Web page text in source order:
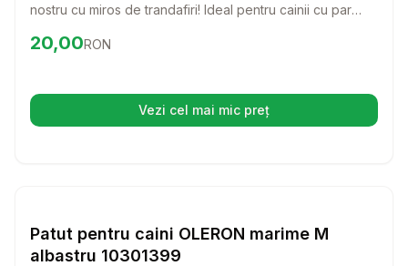
nostru cu miros de trandafiri! Ideal pentru cainii cu par
moale si catifelata.
Preț:20.00
20,00RON
Vezi cel mai mic preț(se deschide într-o filă nouă)
Diverse Igiena Caini
Patut pentru caini OLERON marime M
albastru 10301399